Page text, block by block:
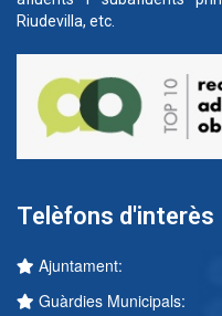
Riudevilla, etc.
Telèfons d'interès
Ajuntament:
Guàrdies Municipals: